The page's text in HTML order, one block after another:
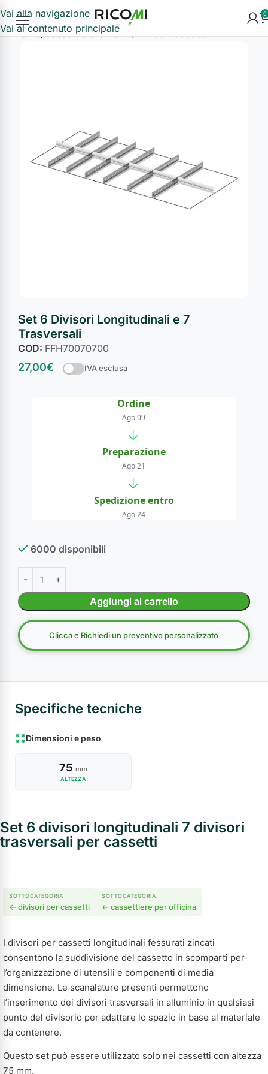
Vai alla navigazione
Vai al contenuto principale
0
Home Cassettiere Officina Divisori Cassetti
Set 6 Divisori Longitudinali e 7
Trasversali
COD: FFH70070700
27,00€ IVA esclusa
Ordine
Ago 09
→
Preparazione
Ago 21
→
Spedizione entro
Ago 24
6000 disponibili
Aggiungi al carrello
Clicca e Richiedi un preventivo personalizzato
Specifiche tecniche
Dimensioni e peso
75 mm
ALTEZZA
Set 6 divisori longitudinali 7 divisori
trasversali per cassetti
SOTTOCATEGORIA
← divisori per cassetti
SOTTOCATEGORIA
← cassettiere per officina
I divisori per cassetti longitudinali fessurati zincati
consentono la suddivisione del cassetto in scomparti per
l’organizzazione di utensili e componenti di media
dimensione. Le scanalature presenti permettono
l’inserimento dei divisori trasversali in alluminio in qualsiasi
punto del divisorio per adattare lo spazio in base al materiale
da contenere.
Questo set può essere utilizzato solo nei cassetti con altezza
75 mm.